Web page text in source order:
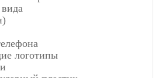
вида
логотипы